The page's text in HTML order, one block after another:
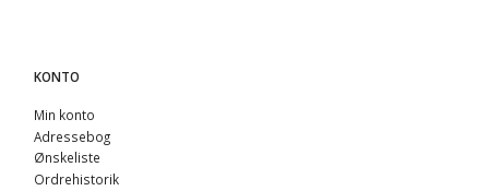
KONTO
Min konto
Adressebog
Ønskeliste
Ordrehistorik